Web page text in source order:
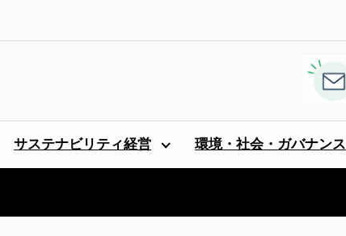
サステナビリティ経営 環境・社会・ガバナンス